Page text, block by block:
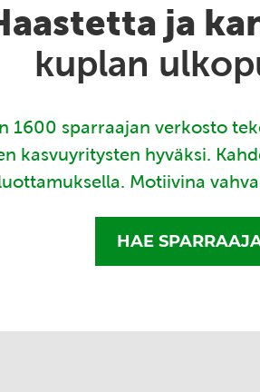
ja
kuplan
1600 sparraajan verkosto
kasvuyritysten hyväksi.
Motiivina
HAE